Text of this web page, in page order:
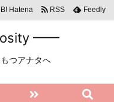
━━
つアナタへ
B! Hatena RSS Feedly